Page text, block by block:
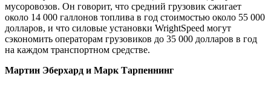
мусоровозов. Он говорит, что средний грузовик сжигает
около 14 000 галлонов топлива в год стоимостью около 55 000
долларов, и что силовые установки WrightSpeed могут
сэкономить операторам грузовиков до 35 000 долларов в год
на каждом транспортном средстве.
Мартин Эберхард и Марк Тарпеннинг